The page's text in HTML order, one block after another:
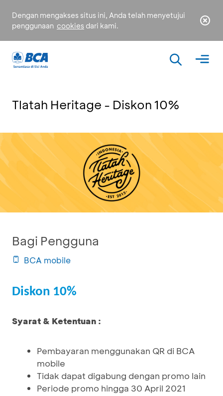
Dengan mengakses situs ini, Anda telah menyetujui
penggunaan cookies dari kami.
Tlatah Heritage - Diskon 10%
Bagi Pengguna
BCA mobile
Diskon 10%
Syarat & Ketentuan :
Pembayaran menggunakan QR di BCA
mobile
Tidak dapat digabung dengan promo lain
Periode promo hingga 30 April 2021